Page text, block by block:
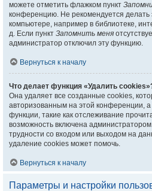
можете отметить флажком пункт
конференцию. Не рекомендуется
компьютере, например в библиотеке,
д. Если пункт Запомнить меня
администратор отключил эту функцию.
Вернуться к началу
Что делает функция «Удалить
Она удаляет все созданные cookies,
авторизованным на этой конференции,
функции, такие как отслеживание
возможность включена
трудности со входом или выходом на
удаление cookies может помочь.
Вернуться к началу
Параметры и настройки